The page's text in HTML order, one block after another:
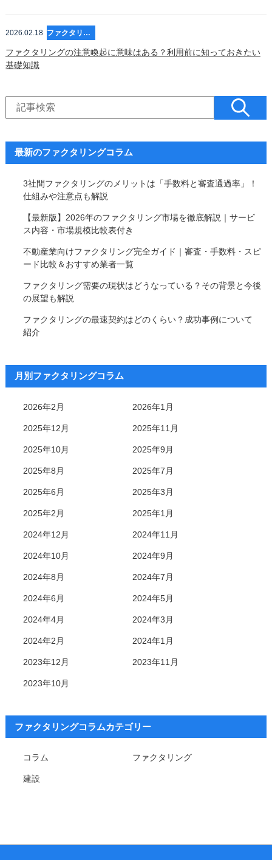
2026.02.18 ファクタリング
ファクタリングの注意喚起に意味はある？利用前に知っておきたい
基礎知識
最新のファクタリングコラム
3社間ファクタリングのメリットは「手数料と審査通過率」！
仕組みや注意点も解説
【最新版】2026年のファクタリング市場を徹底解説｜サービ
ス内容・市場規模比較表付き
不動産業向けファクタリング完全ガイド｜審査・手数料・スピ
ード比較＆おすすめ業者一覧
ファクタリング需要の現状はどうなっている？その背景と今後
の展望も解説
ファクタリングの最速契約はどのくらい？成功事例について
紹介
月別ファクタリングコラム
2026年2月 2026年1月
2025年12月 2025年11月
2025年10月 2025年9月
2025年8月 2025年7月
2025年6月 2025年3月
2025年2月 2025年1月
2024年12月 2024年11月
2024年10月 2024年9月
2024年8月 2024年7月
2024年6月 2024年5月
2024年4月 2024年3月
2024年2月 2024年1月
2023年12月 2023年11月
2023年10月
ファクタリングコラムカテゴリー
コラム ファクタリング
建設